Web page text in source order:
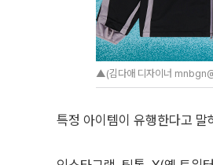
▲(김다애 디자이너
특정 아이템이 유행한다고 말